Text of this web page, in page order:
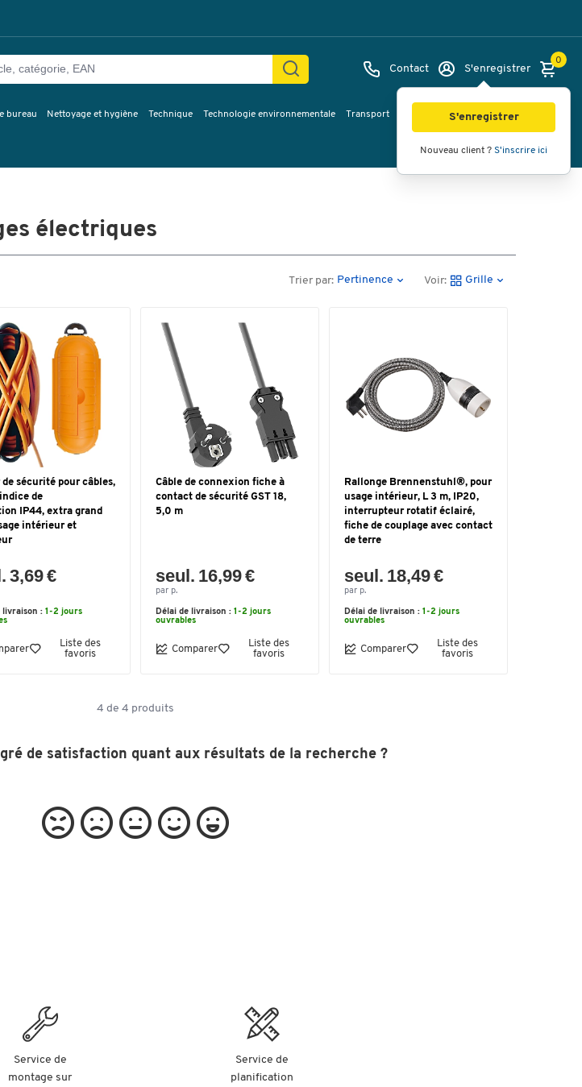
Contact S'enregistrer
S'enregistrer
Nouveau client ? S'inscrire ici
0
bureau Nettoyage et hygiène Technique Technologie environnementale Transport Services & planification Inspiration
électriques
Trier par: Pertinence Voir: Grille
sécurité pour câbles,
de
IP44, extra grand
intérieur et
3,69 €
livraison : 1-2 jours
Liste des
favoris
Câble de connexion fiche à
contact de sécurité GST 18,
5,0 m
seul. 16,99 €
par p.
Délai de livraison : 1-2 jours
ouvrables
Comparer
Liste des
favoris
Rallonge Brennenstuhl®, pour
usage intérieur, L 3 m, IP20,
interrupteur rotatif éclairé,
fiche de couplage avec contact
de terre
seul. 18,49 €
par p.
Délai de livraison : 1-2 jours
ouvrables
Comparer
Liste des
favoris
4 de 4 produits
de satisfaction quant aux résultats de la recherche ?
Service de
montage sur
Service de
planification